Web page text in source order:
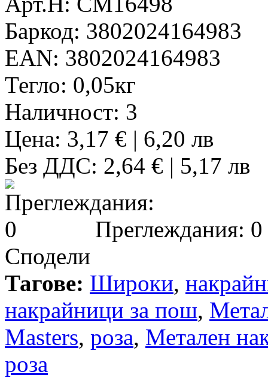
Баркод: 3802024164983
EAN: 3802024164983
Тегло: 0,05кг
Наличност: 3
Цена: 3,17 € | 6,20 лв
Без ДДС: 2,64 € | 5,17 лв
Преглеждания: 0
Сподели
Тагове: Широки,
накрайници за пош,
Masters, роза, Метален
роза